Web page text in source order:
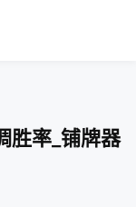
胜率_铺牌器